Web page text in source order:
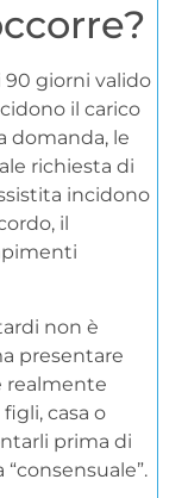
giorni valido
il carico
domanda, le
richiesta di
incidono
il
non è
presentare
realmente
casa o
prima di